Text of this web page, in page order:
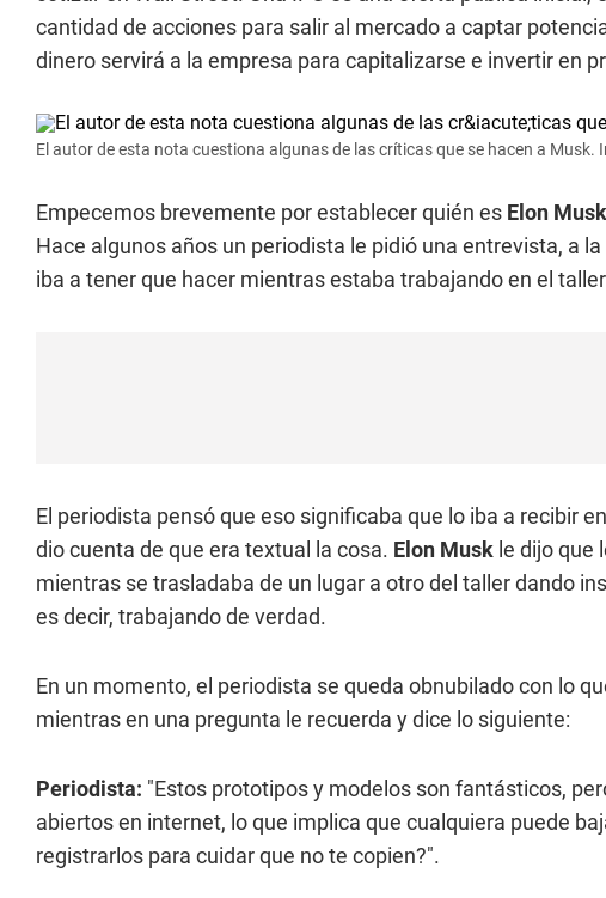
cantidad de acciones para salir al mercado a captar
dinero servirá a la empresa para capitalizarse e invertir en
El autor de esta nota cuestiona algunas de las críticas que se hacen a Musk.
Empecemos brevemente por establecer quién es Elon Musk
Hace algunos años un periodista le pidió una entrevista, a
iba a tener que hacer mientras estaba trabajando en el
El periodista pensó que eso significaba que lo iba a recibir
dio cuenta de que era textual la cosa. Elon Musk le dijo que
mientras se trasladaba de un lugar a otro del taller dando
es decir, trabajando de verdad.
En un momento, el periodista se queda obnubilado con lo
mientras en una pregunta le recuerda y dice lo siguiente:
Periodista: "Estos prototipos y modelos son fantásticos,
abiertos en internet, lo que implica que cualquiera puede
registrarlos para cuidar que no te copien?".